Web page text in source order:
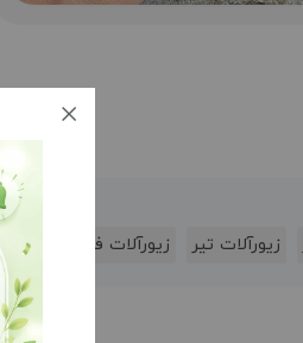
زیورآلات تیر زیورآلات فروردین